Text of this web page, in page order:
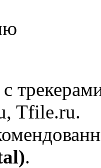
Tfile.ru.
.